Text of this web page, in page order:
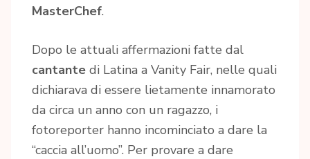
MasterChef.
Dopo le attuali affermazioni fatte dal
cantante di Latina a Vanity Fair, nelle quali
dichiarava di essere lietamente innamorato
da circa un anno con un ragazzo, i
fotoreporter hanno incominciato a dare la
“caccia all’uomo”. Per provare a dare